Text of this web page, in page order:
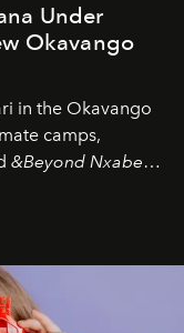
Under
Okavango
in the Okavango
camps,
&Beyond Nxabega
a rare combination
wild, felt, heard,